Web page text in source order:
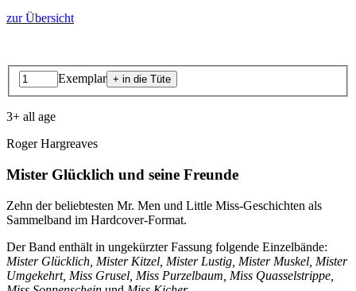
zur Übersicht
Exemplar
3+ all age
Roger Hargreaves
Mister Glücklich und seine Freunde
Zehn der beliebtesten Mr. Men und Little Miss-Geschichten als
Sammelband im Hardcover-Format.
Der Band enthält in ungekürzter Fassung folgende Einzelbände:
Mister Glücklich, Mister Kitzel, Mister Lustig, Mister Muskel, Mister
Umgekehrt, Miss Grusel, Miss Purzelbaum, Miss Quasselstrippe,